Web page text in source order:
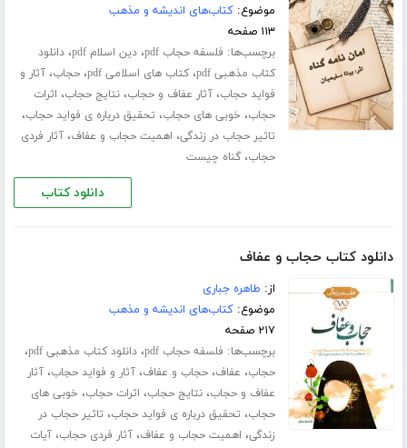
موضوع:کتاب‌های اندیشه و مذهب
۱۱۳ صفحه
برچسب‌ها: فلسفه حجاب pdf ،دین اسلام pdf ،دانلود
کتاب مذهبی pdf
،کتاب های اسلامی pdf ،حجاب،آثار و
فواید حجاب،آثار عفاف و حجاب،نتایج حجاب، اثرات
حجاب، خوبی های حجاب، تحقیق درباره ی فواید حجاب،
تاثیر حجاب در زندگی، اهمیت حجاب و عفاف،آثار فردی
حجاب،گناه چیست
دانلود کتاب
دانلود کتاب حجاب و عفاف
از: طاهره جباری
موضوع:کتاب‌های اندیشه و مذهب
۲۱۷ صفحه
برچسب‌ها: فلسفه حجاب pdf ،دانلود کتاب مذهبی pdf ،
حجاب، عفاف،حجاب و عفاف،آثار و فواید حجاب،آثار
عفاف و حجاب،نتایج حجاب، اثرات حجاب، خوبی های
حجاب، تحقیق درباره ی فواید حجاب، تاثیر حجاب در
زندگی، اهمیت حجاب و عفاف،آثار فردی حجاب،آیات